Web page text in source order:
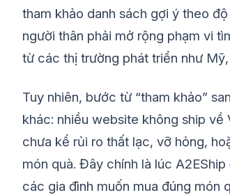
tham khảo danh sách gợi ý theo
người thân phải mở rộng phạm vi
từ các thị trường phát triển như
Tuy nhiên, bước từ “tham khảo”
khác: nhiều website không ship
chưa kể rủi ro thất lạc, vỡ hỏng,
món quà. Đây chính là lúc
các gia đình muốn mua đúng món